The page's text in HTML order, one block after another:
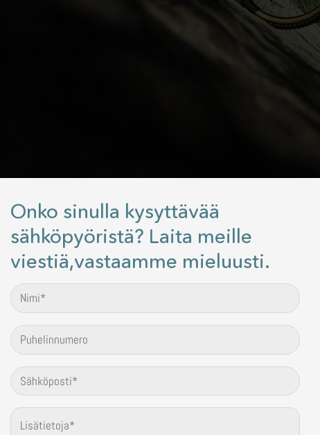
Onko sinulla kysyttävää
sähköpyöristä? Laita meille
viestiä,vastaamme mieluusti.